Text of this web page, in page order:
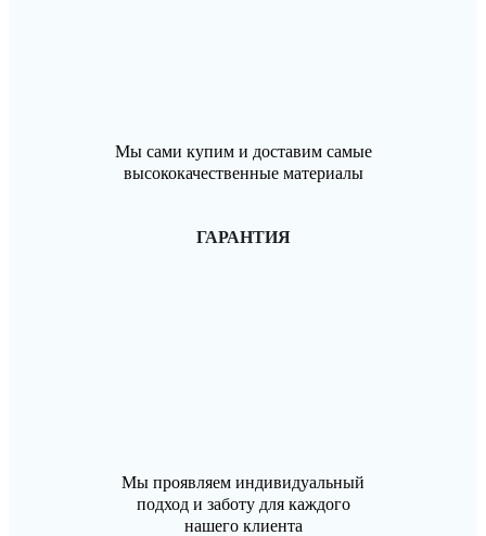
Мы сами купим и доставим самые
высококачественные материалы
ГАРАНТИЯ
Мы проявляем индивидуальный
подход и заботу для каждого
нашего клиента